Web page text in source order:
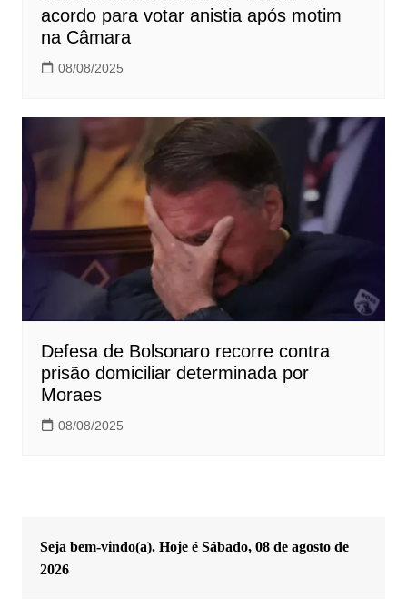
acordo para votar anistia após motim
na Câmara
08/08/2025
Defesa de Bolsonaro recorre contra
prisão domiciliar determinada por
Moraes
08/08/2025
Seja bem-vindo(a). Hoje é Sábado, 08 de agosto de
2026